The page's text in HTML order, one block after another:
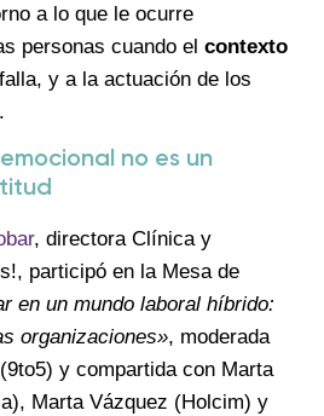
a lo que le ocurre
personas cuando el contexto
y a la actuación de los
no es un
, directora Clínica y
participó en la Mesa de
en un mundo laboral híbrido:
organizaciones», moderada
y compartida con Marta
Marta Vázquez (Holcim) y